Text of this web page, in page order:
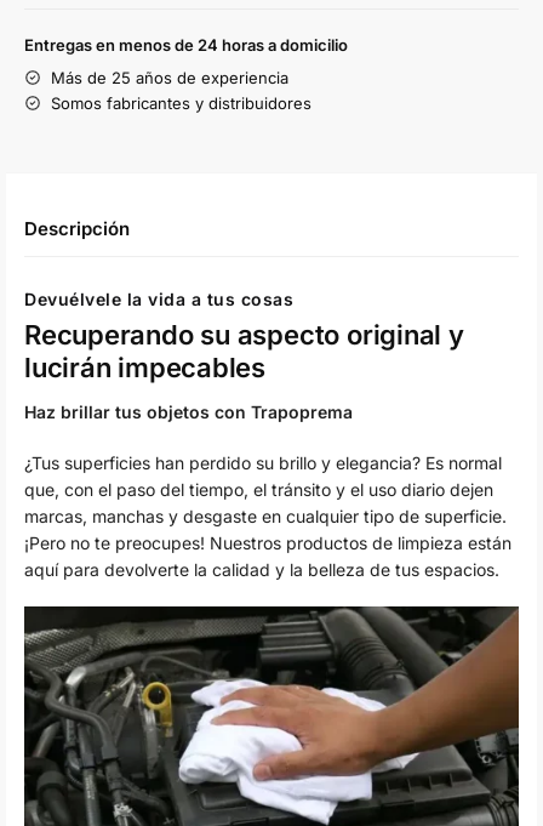
Entregas en menos de 24 horas a domicilio
Más de 25 años de experiencia
Somos fabricantes y distribuidores
Descripción
Devuélvele la vida a tus cosas
Recuperando su aspecto original y
lucirán impecables
Haz brillar tus objetos con Trapoprema
¿Tus superficies han perdido su brillo y elegancia? Es normal
que, con el paso del tiempo, el tránsito y el uso diario dejen
marcas, manchas y desgaste en cualquier tipo de superficie.
¡Pero no te preocupes! Nuestros productos de limpieza están
aquí para devolverte la calidad y la belleza de tus espacios.